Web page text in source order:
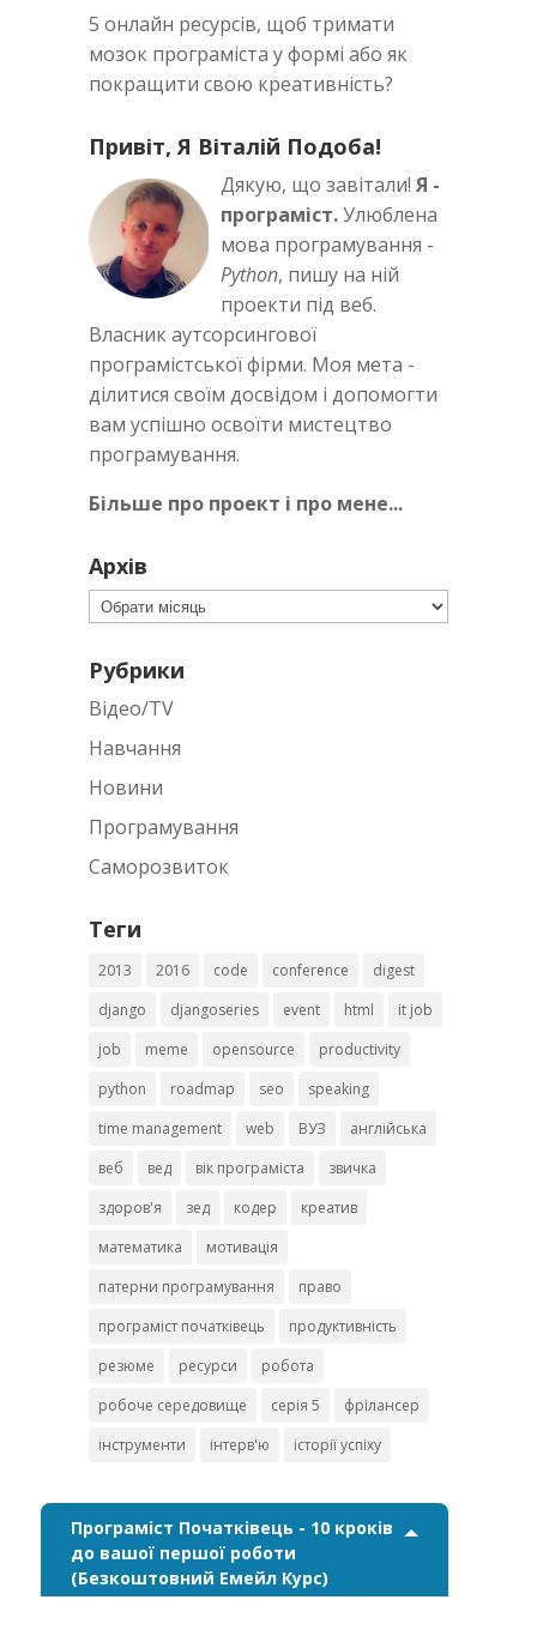
5 онлайн ресурсів, щоб тримати
мозок програміста у формі або як
покращити свою креативність?
Привіт, Я Віталій Подоба!
Дякую, що завітали! Я -
програміст.Улюблена
мова програмування -
Python, пишу на ній
проекти під веб.
Власник аутсорсингової
програмістської фірми. Моя мета -
ділитися своїм досвідом і допомогти
вам успішно освоїти мистецтво
програмування.
Більше про проект і про мене...
Архів
Архів
Рубрики
Відео/TV
Навчання
Новини
Програмування
Саморозвиток
Теги
2013 2016 code conference
digest
django
djangoseries event html
it job
job
meme opensource
productivity
python
roadmap seo
speaking
time management
web ВУЗ
англійська
веб
вед вік програміста
звичка
здоров'я
зед кодер
креатив
математика
мотивація
патерни програмування
право
програміст початківець
продуктивність
резюме
ресурси
робота
робоче середовище
серія 5
фрілансер
інструменти
інтерв'ю історії успіху
Програміст Початківець - 10 кроків
до вашої першої роботи
(Безкоштовний Емейл Курс)